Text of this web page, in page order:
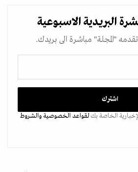
البريدية الاسبوعية
"المجلة" مباشرة الى بريدك.
الخاصة بكلقواعد الخصوصيةوالشروط